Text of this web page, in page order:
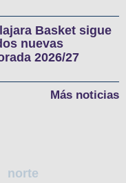
Basket sigue
nuevas
2026/27
Más noticias
norte